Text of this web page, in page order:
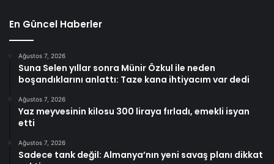
En Güncel Haberler
Ağustos 7, 2026
Suna Selen yıllar sonra Münir Özkul ile neden
boşandıklarını anlattı: Taze kana ihtiyacım var dedi
Ağustos 7, 2026
Yaz meyvesinin kilosu 300 liraya fırladı, emekli isyan
etti
Ağustos 7, 2026
Sadece tank değil: Almanya’nın yeni savaş planı dikkat